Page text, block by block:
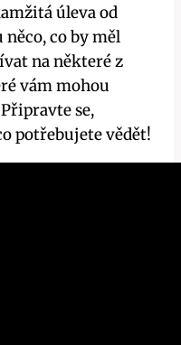
úleva od
co by měl
na některé z
vám mohou
se,
potřebujete vědět!